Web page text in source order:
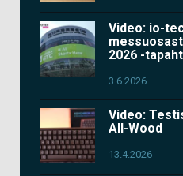
Video: io-
2026 -
3.6.2026
Video:
All-Wood
13.4.2026